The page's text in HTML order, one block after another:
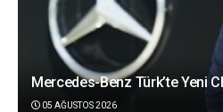
Mercedes-Benz Türk’te Yeni
05 AĞUSTOS 2026